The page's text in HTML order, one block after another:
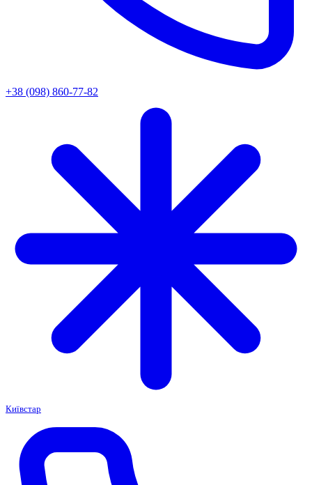
+38 (098) 860-77-82
Київстар